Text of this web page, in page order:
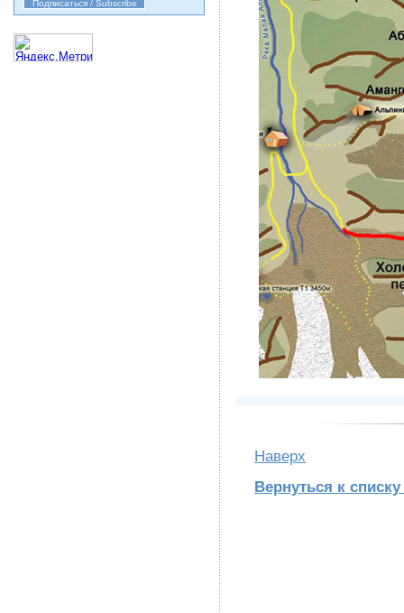
Наверх
Вернуться к списку